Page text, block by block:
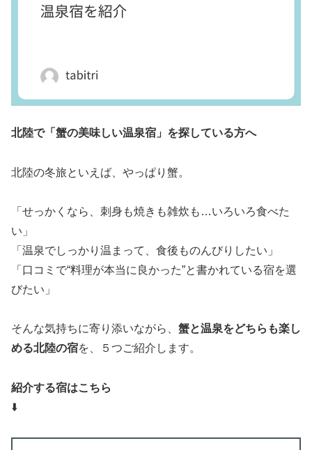
北陸で「蟹の美味しい温泉宿」を探している方へ
北陸の冬旅といえば、やっぱり蟹。
「せっかくなら、刺身も焼きも雑炊も…いろいろ食べた
い」
「温泉でしっかり温まって、食後ものんびりしたい」
「口コミで“料理が本当に良かった”と書かれている宿を選
びたい」
そんな気持ちに寄り添いながら、 蟹と温泉をどちらも楽し
める北陸の宿を、５つご紹介します。
紹介する宿はこちら
⬇️